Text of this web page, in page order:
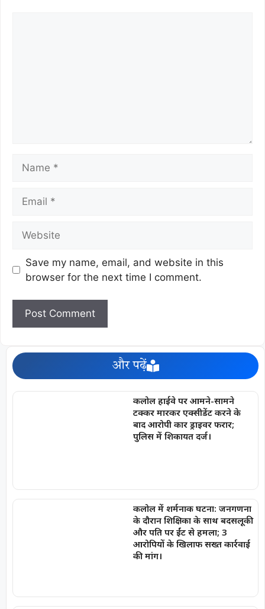
Save my name, email, and website in this
browser for the next time I comment.
और पढ़ें
कलोल हाईवे पर आमने-सामने
टक्कर मारकर एक्सीडेंट करने के
बाद आरोपी कार ड्राइवर फरार;
पुलिस में शिकायत दर्ज।
कलोल में शर्मनाक घटना: जनगणना
के दौरान शिक्षिका के साथ बदसलूकी
और पति पर ईंट से हमला; 3
आरोपियों के खिलाफ सख्त कार्रवाई
की मांग।